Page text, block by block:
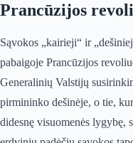
Prancūzijos
Sąvokos „kairieji“ ir
pabaigoje Prancūzijos
Generalinių Valstijų
pirmininko dešinėje, o tie,
didesnę visuomenės lygybę,